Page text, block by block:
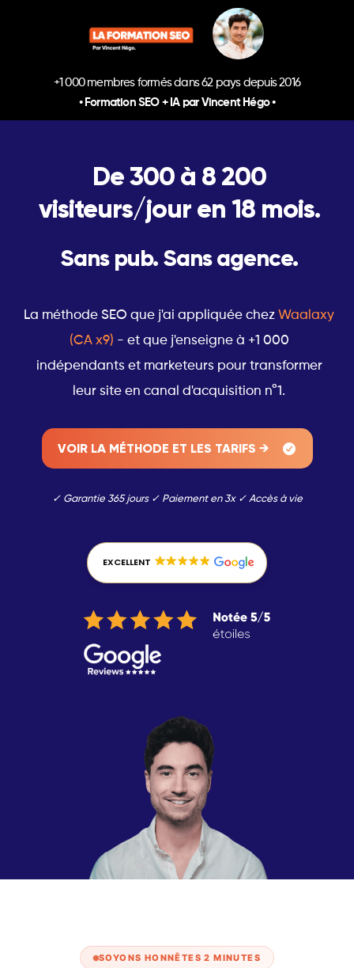
+1 000 membres formés dans 62 pays depuis 2016
• Formation SEO + IA par Vincent Hégo •
De 300 à 8 200
visiteurs/jour en 18 mois.
Sans pub. Sans agence.
La méthode SEO que j'ai appliquée chez Waalaxy
(CA x9) - et que j'enseigne à +1 000
indépendants et marketeurs pour transformer
leur site en canal d'acquisition n°1.
VOIR LA MÉTHODE ET LES TARIFS →
✓ Garantie 365 jours ✓ Paiement en 3x ✓ Accès à vie
EXCELLENT
SOYONS HONNÊTES 2 MINUTES